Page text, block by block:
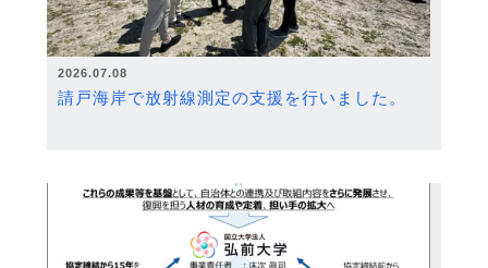
2026.07.08
請戸海岸で放射線測定の支援を行いました。